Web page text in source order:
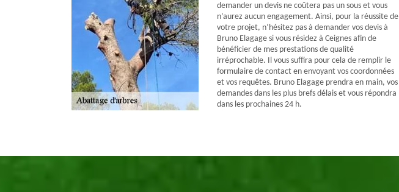
demander un devis ne coûtera pas un sous et vous
n’aurez aucun engagement. Ainsi, pour la réussite de
votre projet, n’hésitez pas à demander vos devis à
Bruno Elagage si vous résidez à Ceignes afin de
bénéficier de mes prestations de qualité
irréprochable. Il vous suffira pour cela de remplir le
formulaire de contact en envoyant vos coordonnées
et vos requêtes. Bruno Elagage prendra en main, vos
demandes dans les plus brefs délais et vous répondra
dans les prochaines 24 h.